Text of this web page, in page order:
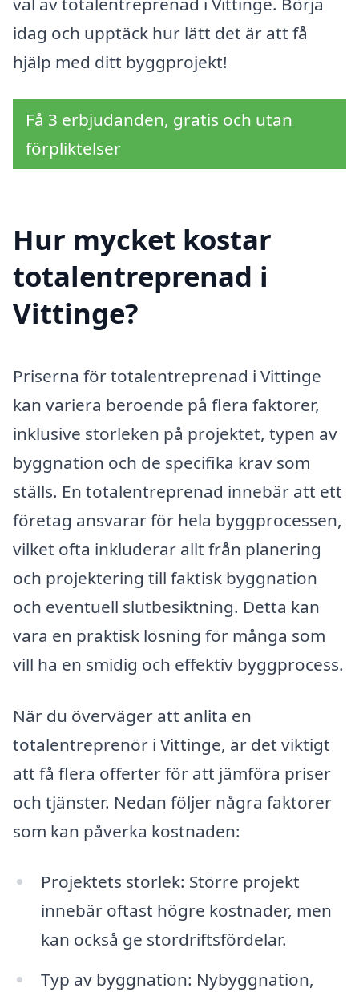
idag och upptäck hur lätt det är att få
hjälp med ditt byggprojekt!
Få 3 erbjudanden, gratis och utan
förpliktelser
Hur mycket kostar
totalentreprenad i
Vittinge?
Priserna för totalentreprenad i Vittinge
kan variera beroende på flera faktorer,
inklusive storleken på projektet, typen av
byggnation och de specifika krav som
ställs. En totalentreprenad innebär att ett
företag ansvarar för hela byggprocessen,
vilket ofta inkluderar allt från planering
och projektering till faktisk byggnation
och eventuell slutbesiktning. Detta kan
vara en praktisk lösning för många som
vill ha en smidig och effektiv byggprocess.
När du överväger att anlita en
totalentreprenör i Vittinge, är det viktigt
att få flera offerter för att jämföra priser
och tjänster. Nedan följer några faktorer
som kan påverka kostnaden:
Projektets storlek: Större projekt
innebär oftast högre kostnader, men
kan också ge stordriftsfördelar.
Typ av byggnation: Nybyggnation,